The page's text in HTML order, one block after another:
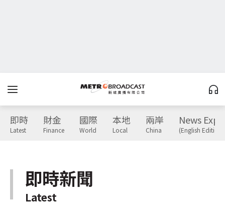
即時
Latest
財金
Finance
國際
World
本地
Local
兩岸
China
News
(English Edition)
即時新聞
Latest